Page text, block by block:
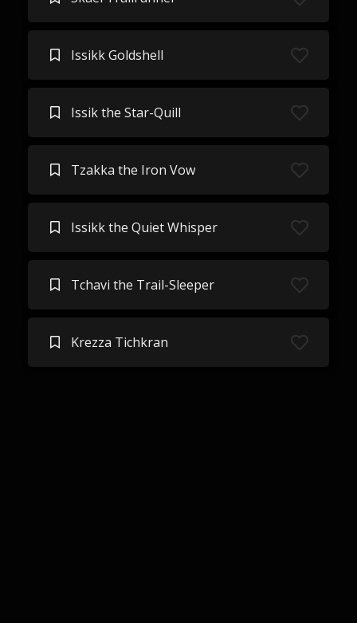
Issikk Goldshell
Issik the Star-Quill
Tzakka the Iron Vow
Issikk the Quiet Whisper
Tchavi the Trail-Sleeper
Krezza Tichkran